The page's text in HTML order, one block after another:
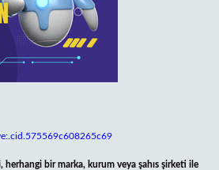
herhangi bir marka, kurum veya şahıs şirketi ile